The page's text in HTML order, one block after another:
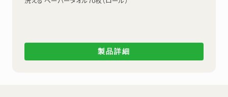
製品詳細